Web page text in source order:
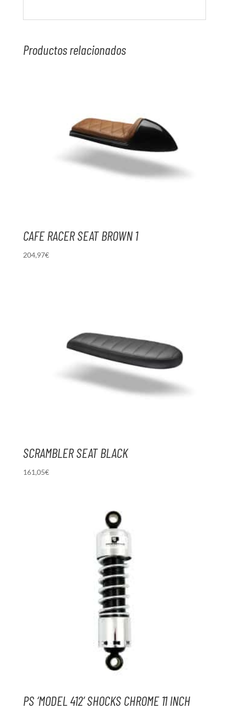
Productos relacionados
CAFE RACER SEAT BROWN 1
204,97€
SCRAMBLER SEAT BLACK
161,05€
PS ‘MODEL 412’ SHOCKS CHROME 11 INCH